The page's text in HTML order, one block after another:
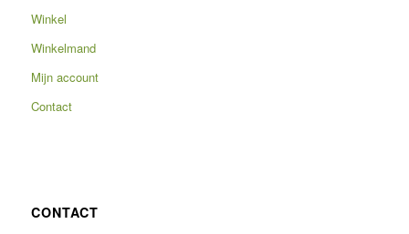
Winkel
Winkelmand
Mijn account
Contact
CONTACT